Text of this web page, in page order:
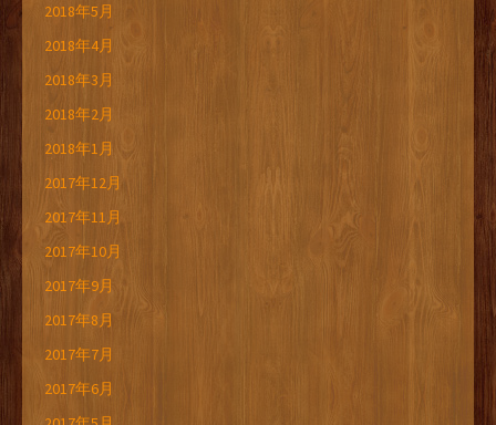
2018年5月
2018年4月
2018年3月
2018年2月
2018年1月
2017年12月
2017年11月
2017年10月
2017年9月
2017年8月
2017年7月
2017年6月